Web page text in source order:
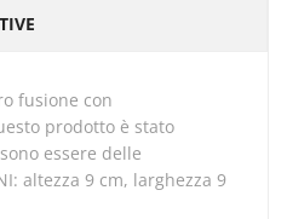
prodotto è stato
essere delle
altezza 9 cm, larghezza 9